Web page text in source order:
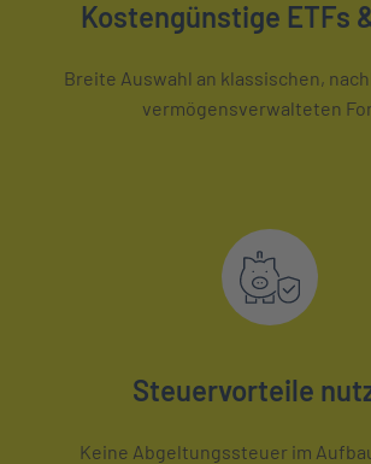
Kostengünstige ETFs
Breite Auswahl an klassischen,
vermögensverwalteten
Steuervorteile
Keine Abgeltungssteuer im